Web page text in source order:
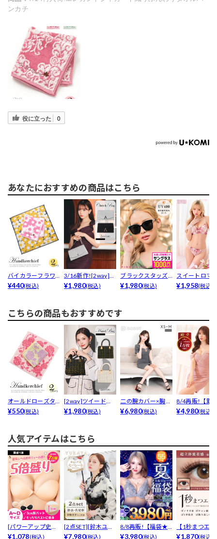
ンカチ
役に立った 0
あなたにおすすめの商品はこちら
バイカラーフラワ
ー柄ふんわりタオ
¥440(税込)
3/16新作![2way]グ
リッタープ...
¥1,980(税込)
ブラックスタッズ
サングラス
¥1,980(税込)
スイートロマ
ィックハート
¥1,958(税込)
こちらの商品もおすすめです
オールドローズタ
オルハンカチ
¥550(税込)
[2way]ツイードグ
リッターチェック...
¥1,980(税込)
二の腕カバー×胸元
カットアウトの谷
¥6,980(税込)
8/4再販!【累
売枚数1.3万枚
¥4,980(税込)
人気アイテムはこちら
[パワーアップ史上
最強5倍盛りアップ
¥1,078(税込)
[2点SET][鈴木ユリ
ア(baby)...
¥7,980(税込)
8/8再販!【福袋★
ブラセット3点
¥3,980(税込)
【1秒まつエ
リュームタイ
¥1,870(税込)